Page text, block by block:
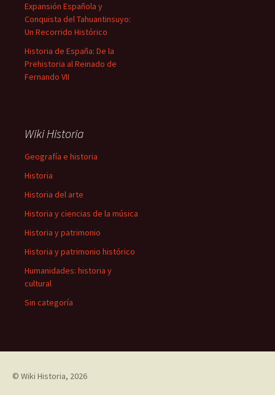
Expansión Española y
Conquista del Tahuantinsuyo:
Un Recorrido Histórico
Historia de España: De la
Prehistoria al Reinado de
Fernando VII
Wiki Historia
Geografía e historia
Historia
Historia del arte
Historia y ciencias de la música
Historia y patrimonio
Historia y patrimonio histórico
Humanidades: historia y
cultural
Sin categoría
© Wiki Historia, 2026